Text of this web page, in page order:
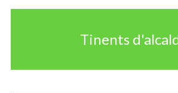
Tinents